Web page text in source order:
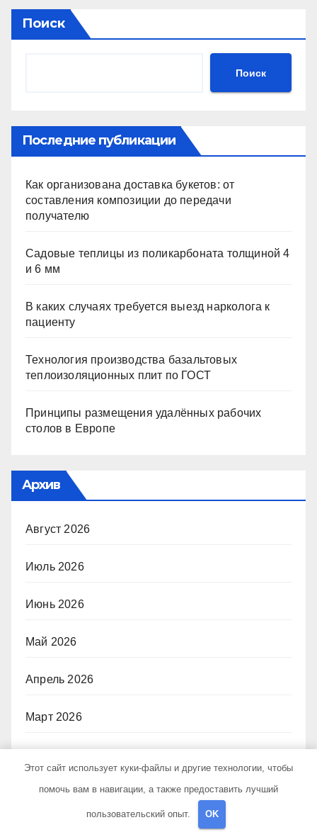
Поиск
Поиск
Последние публикации
Как организована доставка букетов: от
составления композиции до передачи
получателю
Садовые теплицы из поликарбоната толщиной 4
и 6 мм
В каких случаях требуется выезд нарколога к
пациенту
Технология производства базальтовых
теплоизоляционных плит по ГОСТ
Принципы размещения удалённых рабочих
столов в Европе
Архив
Август 2026
Июль 2026
Июнь 2026
Май 2026
Апрель 2026
Март 2026
Август 2024
Этот сайт использует куки-файлы и другие технологии, чтобы
помочь вам в навигации, а также предоставить лучший
пользовательский опыт. OK